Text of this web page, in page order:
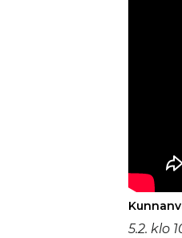
5.2. klo